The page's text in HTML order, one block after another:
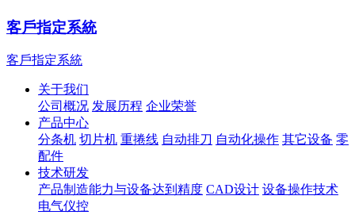
客戶指定系統
客戶指定系統
关于我们
公司概况 发展历程 企业荣誉
产品中心
分条机 切片机 重捲线 自动排刀 自动化操作 其它设备 零
配件
技术研发
产品制造能力与设备达到精度 CAD设计 设备操作技术
电气仪控